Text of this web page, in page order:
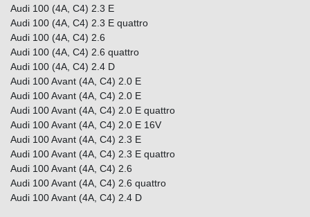
Audi 100 (4A, C4) 2.3 E
Audi 100 (4A, C4) 2.3 E quattro
Audi 100 (4A, C4) 2.6
Audi 100 (4A, C4) 2.6 quattro
Audi 100 (4A, C4) 2.4 D
Audi 100 Avant (4A, C4) 2.0 E
Audi 100 Avant (4A, C4) 2.0 E
Audi 100 Avant (4A, C4) 2.0 E quattro
Audi 100 Avant (4A, C4) 2.0 E 16V
Audi 100 Avant (4A, C4) 2.3 E
Audi 100 Avant (4A, C4) 2.3 E quattro
Audi 100 Avant (4A, C4) 2.6
Audi 100 Avant (4A, C4) 2.6 quattro
Audi 100 Avant (4A, C4) 2.4 D